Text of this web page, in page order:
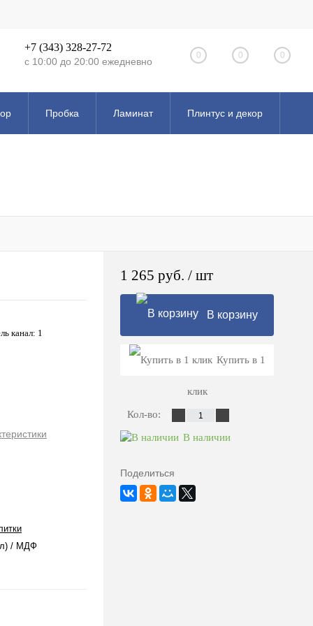
+7 (343) 328-27-72
с 10:00 до 20:00 ежедневно
0 0 0
Пробка Ламинат Плинтус и декор
канал: 1
/ МДФ
1 265 руб. / шт
В корзину
Купить в 1
клик
Кол-во:
В наличии
Поделиться